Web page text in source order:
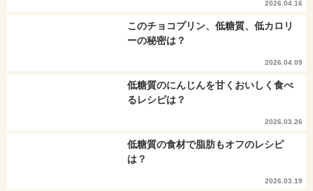
2026.04.16
このチョコプリン、低糖質、低カロリ
ーの秘密は？
2026.04.09
低糖質のにんじんを甘くおいしく食べ
るレシピは？
2026.03.26
低糖質の食材で脂肪もオフのレシピ
は？
2026.03.19